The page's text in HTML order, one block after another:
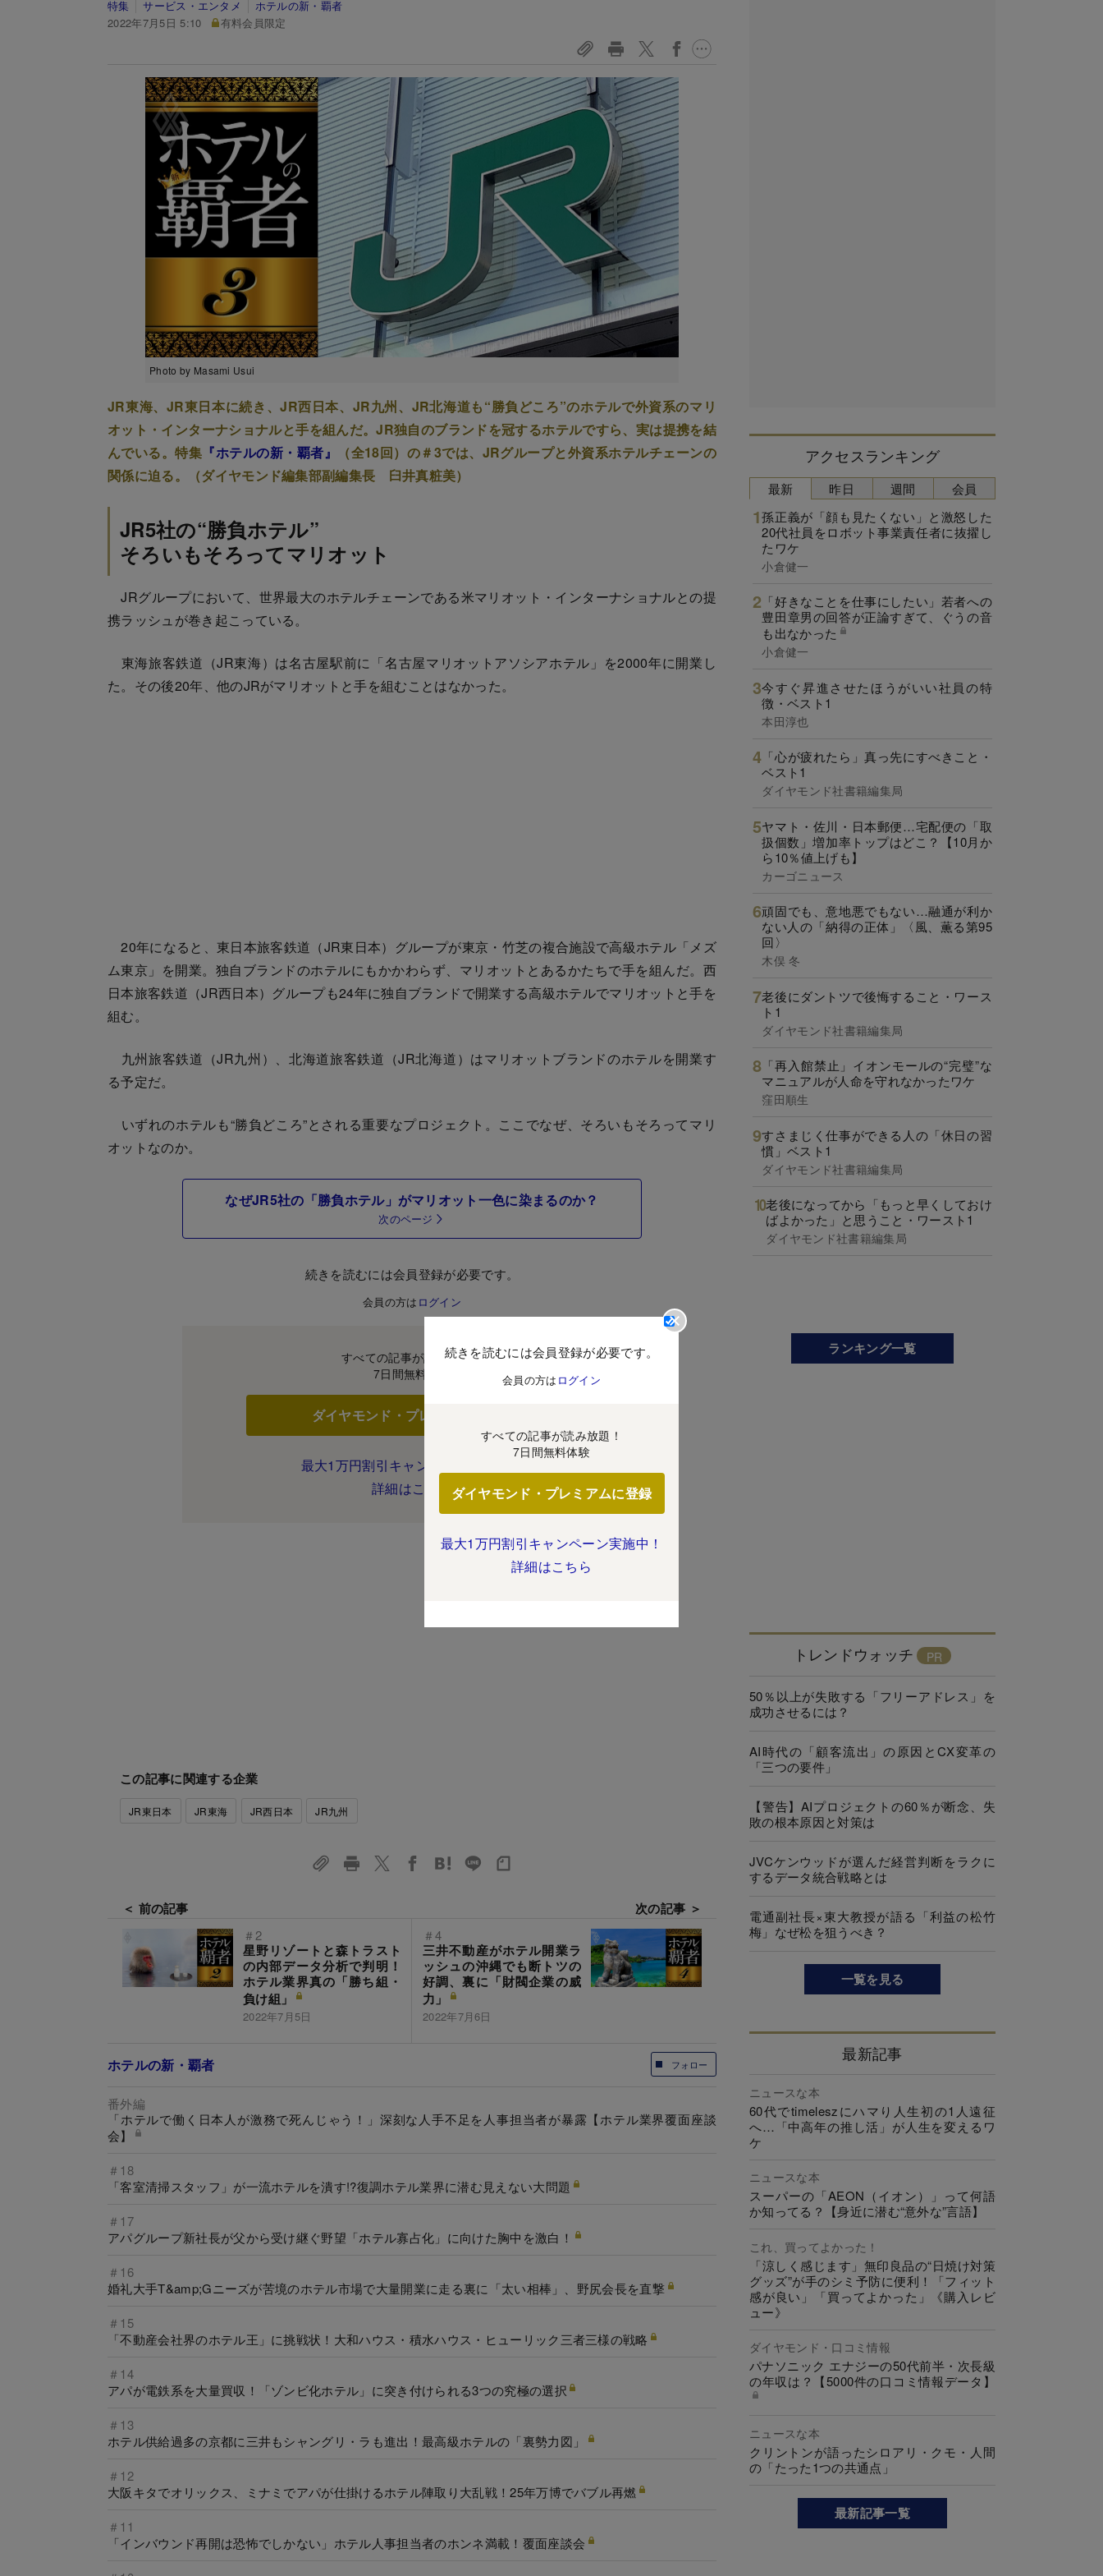
特集 サービス・エンタメ
ホテルの新・覇者
2022年7月5日 5:10
有料会員限定
Photo by Masami Usui
JR東海、JR東日本に続き、JR西日本、JR九州、JR北海道も“勝負どころ”のホテルで外資系のマリ
オット・インターナショナルと手を組んだ。JR独自のブランドを冠するホテルですら、実は提携を結
んでいる。特集 『ホテルの新・覇者』
（全18回）の＃3では、JRグループと外資系ホテルチェーンの
関係に迫る。（ダイヤモンド編集部副編集長 臼井真粧美）
JR5社の“勝負ホテル”
そろいもそろってマリオット
JRグループにおいて、世界最大のホテルチェーンである米マリオット・インターナショナルとの提
携ラッシュが巻き起こっている。
東海旅客鉄道（JR東海）は名古屋駅前に「名古屋マリオットアソシアホテル」を2000年に開業し
た。その後20年、他のJRがマリオットと手を組むことはなかった。
20年になると、東日本旅客鉄道（JR東日本）グループが東京・竹芝の複合施設で高級ホテル「メズ
ム東京」を開業。独自ブランドのホテルにもかかわらず、マリオットとあるかたちで手を組んだ。西
日本旅客鉄道（JR西日本）グループも24年に独自ブランドで開業する高級ホテルでマリオットと手を
組む。
九州旅客鉄道（JR九州）、北海道旅客鉄道（JR北海道）はマリオットブランドのホテルを開業す
る予定だ。
いずれのホテルも“勝負どころ”とされる重要なプロジェクト。ここでなぜ、そろいもそろってマリ
オットなのか。
なぜJR5社の「勝負ホテル」がマリオット一色に染まるのか？
次のページ
続きを読むには会員登録が必要です。
会員の方は ログイン
すべての記事が読み放題！
7日間無料体験
ダイヤモンド・プレミアムに登録
最大1万円割引キャンペーン実施中！
詳細はこちら
続きを読むには会員登録が必要です。
会員の方は ログイン
すべての記事が読み放題！
7日間無料体験
ダイヤモンド・プレミアムに登録
最大1万円割引キャンペーン実施中！
詳細はこちら
この記事に関連する企業
JR東日本 JR東海 JR西日本 JR九州
＜ 前の記事
＃2
星野リゾートと森トラスト
の内部データ分析で判明！
ホテル業界真の「勝ち組・
負け組」
2022年7月5日
次の記事 ＞
＃4
三井不動産がホテル開業ラ
ッシュの沖縄でも断トツの
好調、裏に「財閥企業の威
力」
2022年7月6日
フォロー
ホテルの新・覇者
番外編
「ホテルで働く日本人が激務で死んじゃう！」深刻な人手不足を人事担当者が暴露【ホテル業界覆面座談
会】
＃18
「客室清掃スタッフ」が一流ホテルを潰す!?復調ホテル業界に潜む見えない大問題
＃17
アパグループ新社長が父から受け継ぐ野望「ホテル寡占化」に向けた胸中を激白！
＃16
婚礼大手T&amp;Gニーズが苦境のホテル市場で大量開業に走る裏に「太い相棒」、野尻会長を直撃
＃15
「不動産会社界のホテル王」に挑戦状！大和ハウス・積水ハウス・ヒューリック三者三様の戦略
＃14
アパが電鉄系を大量買収！「ゾンビ化ホテル」に突き付けられる3つの究極の選択
＃13
ホテル供給過多の京都に三井もシャングリ・ラも進出！最高級ホテルの「裏勢力図」
＃12
大阪キタでオリックス、ミナミでアパが仕掛けるホテル陣取り大乱戦！25年万博でバブル再燃
＃11
「インバウンド再開は恐怖でしかない」ホテル人事担当者のホンネ満載！覆面座談会
アクセスランキング
最新
孫正義が「顔も見たくない」と激怒した
20代社員をロボット事業責任者に抜擢し
たワケ
小倉健一
「好きなことを仕事にしたい」若者への
豊田章男の回答が正論すぎて、ぐうの音
も出なかった
小倉健一
今すぐ昇進させたほうがいい社員の特
徴・ベスト1
本田淳也
「心が疲れたら」真っ先にすべきこと・
ベスト1
ダイヤモンド社書籍編集局
ヤマト・佐川・日本郵便…宅配便の「取
扱個数」増加率トップはどこ？【10月か
ら10％値上げも】
カーゴニュース
頑固でも、意地悪でもない…融通が利か
ない人の「納得の正体」〈風、薫る第95
回〉
木俣 冬
老後にダントツで後悔すること・ワース
ト1
ダイヤモンド社書籍編集局
「再入館禁止」イオンモールの“完璧”な
マニュアルが人命を守れなかったワケ
窪田順生
すさまじく仕事ができる人の「休日の習
慣」ベスト1
ダイヤモンド社書籍編集局
老後になってから「もっと早くしておけ
ばよかった」と思うこと・ワースト1
ダイヤモンド社書籍編集局
昨日 週間 会員
ランキング一覧
トレンドウォッチ
50％以上が失敗する「フリーアドレス」を
成功させるには？
AI時代の「顧客流出」の原因とCX変革の
「三つの要件」
【警告】AIプロジェクトの60％が断念、失
敗の根本原因と対策は
JVCケンウッドが選んだ経営判断をラクに
するデータ統合戦略とは
電通副社長×東大教授が語る「利益の松竹
梅」なぜ松を狙うべき？
一覧を見る
最新記事
ニュースな本
60代でtimeleszにハマり人生初の1人遠征
へ…「中高年の推し活」が人生を変えるワ
ケ
ニュースな本
スーパーの「AEON（イオン）」って何語
か知ってる？【身近に潜む“意外な”言語】
これ、買ってよかった！
「涼しく感じます」無印良品の“日焼け対策
グッズ”が手のシミ予防に便利！「フィット
感が良い」「買ってよかった」《購入レビ
ュー》
ダイヤモンド・口コミ情報
パナソニック エナジーの50代前半・次長級
の年収は？【5000件の口コミ情報データ】
ニュースな本
クリントンが語ったシロアリ・クモ・人間
の「たった1つの共通点」
最新記事一覧